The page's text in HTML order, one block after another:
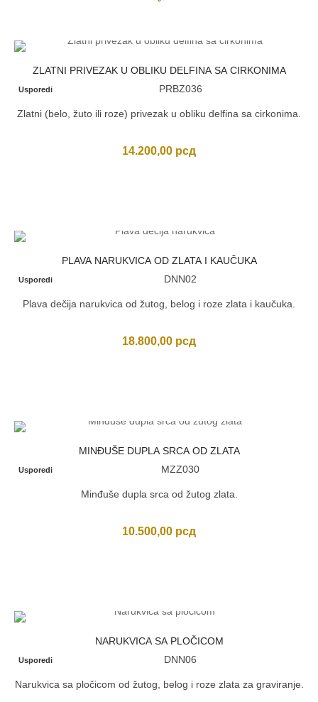
ZLATNI PRIVEZAK U OBLIKU DELFINA SA CIRKONIMA
Usporedi PRBZ036
Zlatni (belo, žuto ili roze) privezak u obliku delfina sa cirkonima.
14.200,00 рсд
PLAVA NARUKVICA OD ZLATA I KAUČUKA
Usporedi DNN02
Plava dečija narukvica od žutog, belog i roze zlata i kaučuka.
18.800,00 рсд
MINĐUŠE DUPLA SRCA OD ZLATA
Usporedi MZZ030
Minđuše dupla srca od žutog zlata.
10.500,00 рсд
NARUKVICA SA PLOČICOM
Usporedi DNN06
Narukvica sa pločicom od žutog, belog i roze zlata za graviranje.